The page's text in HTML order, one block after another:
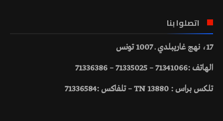
اتصلوا بنا
17، نهج غاريبلدي ـ 1007 تونس
الهاتف :71341066 – 71335025 – 71336386
تلكس براس : 13880 TN – تلفاكس :71336584